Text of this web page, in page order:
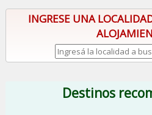
INGRESE UNA
Destinos